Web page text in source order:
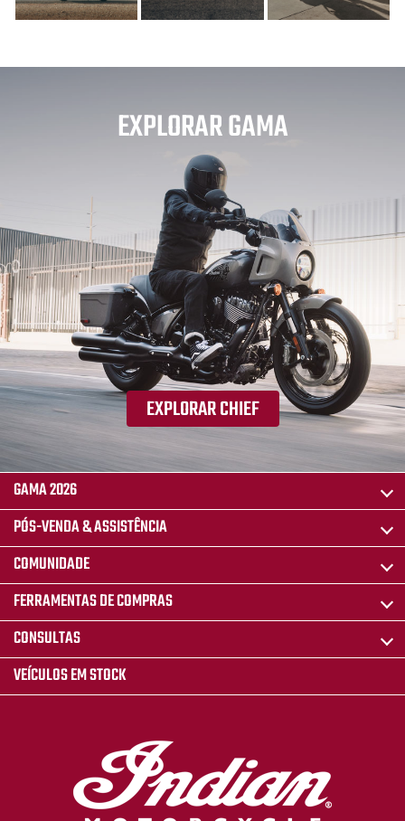
EXPLORAR GAMA
EXPLORAR CHIEF
GAMA 2026
PÓS-VENDA & ASSISTÊNCIA
COMUNIDADE
FERRAMENTAS DE COMPRAS
CONSULTAS
VEÍCULOS EM STOCK